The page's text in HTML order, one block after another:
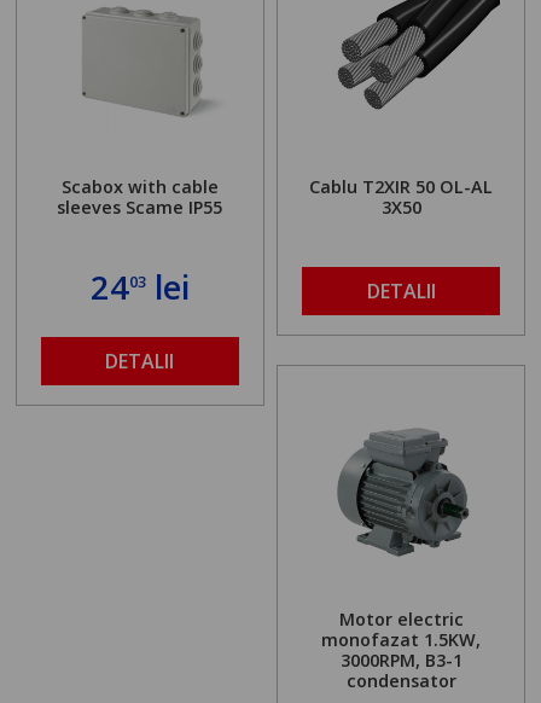
Scabox with cable
sleeves Scame IP55
2403lei
DETALII
Cablu T2XIR 50 OL-AL
3X50
DETALII
Motor electric
monofazat 1.5KW,
3000RPM, B3-1
condensator